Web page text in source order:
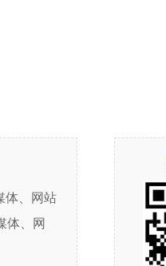
体、网站
体、网